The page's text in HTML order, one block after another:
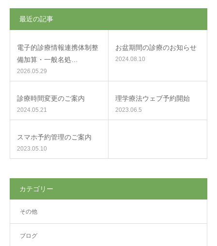
最近の記事
電子的診療情報連携体制整
備加算・一般名処…
2026.05.29
お盆期間の診療のお知らせ
2024.08.10
診療時間変更のご案内
2024.05.21
理学療法ウェブ予約開始
2023.06.5
スマホ予約管理のご案内
2023.05.10
カテゴリー
その他
ブログ